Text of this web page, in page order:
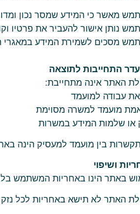
מאשר כי המידע שמסר נכון
נותן אישור להעביר את פרטיו
מסכים לשמירת המידע במאגרי
האתר אינה מתחייבת:
עבודה למועמד
מועמד למשרה מסוימת
או שלמות המידע במשרות
בין מועמד למעסיק הינה
באתר הינו באחריות המשתמש
האתר לא תישא באחריות לכל נזק